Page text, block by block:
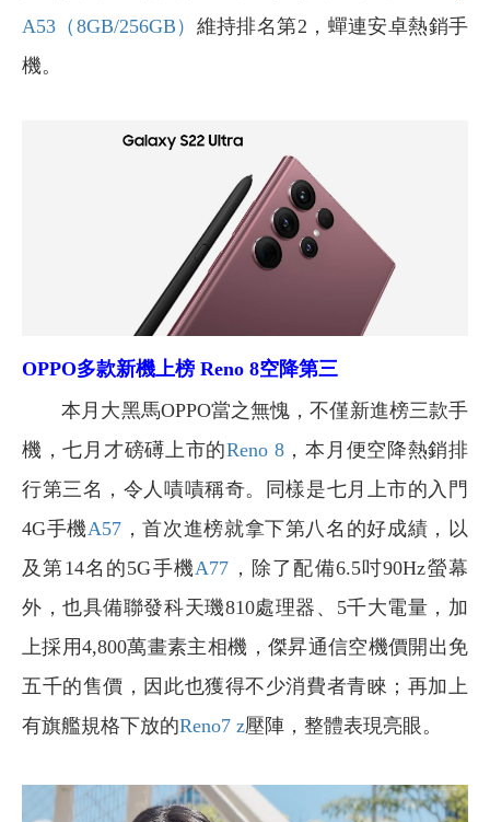
A53（8GB/256GB） 維持排名第2，蟬連安卓熱銷手
機。
OPPO多款新機上榜 Reno 8空降第三
本月大黑馬OPPO當之無愧，不僅新進榜三款手
機，七月才磅礡上市的Reno 8，本月便空降熱銷排
行第三名，令人嘖嘖稱奇。同樣是七月上市的入門
4G手機A57，首次進榜就拿下第八名的好成績，以
及第14名的5G手機A77 ，除了配備6.5吋90Hz螢幕
外，也具備聯發科天璣810處理器、5千大電量，加
上採用4,800萬畫素主相機，傑昇通信空機價開出免
五千的售價，因此也獲得不少消費者青睞；再加上
有旗艦規格下放的Reno7 z壓陣，整體表現亮眼。